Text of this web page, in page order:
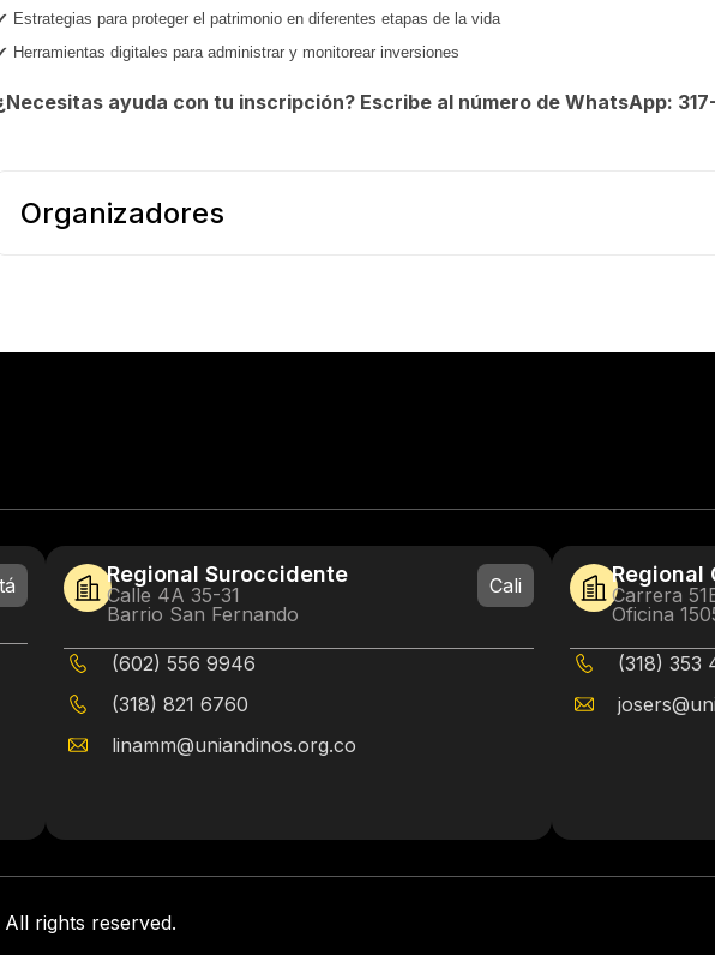
Estrategias para proteger el patrimonio en diferentes etapas de la vida
Herramientas digitales para administrar y monitorear inversiones
ayuda con tu inscripción? Escribe al número de WhatsApp:
Organizadores
Regional Suroccidente
Calle 4A 35-31
Barrio San Fernando
Cali
(602) 556 9946
(318) 821 6760
linamm@uniandinos.org.co
Regional
Carrera
Oficina
(318) 353
rights reserved.